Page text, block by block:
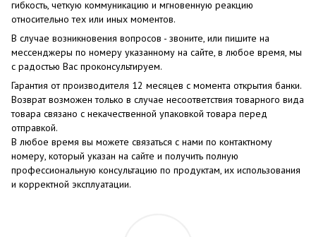
гибкость, четкую коммуникацию и мгновенную реакцию
относительно тех или иных моментов.
В случае возникновения вопросов - звоните, или пишите на
мессенджеры по номеру указанному на сайте, в любое время, мы
с радостью Вас проконсультируем.
Гарантия от производителя 12 месяцев с момента открытия банки.
Возврат возможен только в случае несоответствия товарного вида
товара связано с некачественной упаковкой товара перед
отправкой.
В любое время вы можете связаться с нами по контактному
номеру, который указан на сайте и получить полную
профессиональную консультацию по продуктам, их использования
и корректной эксплуатации.